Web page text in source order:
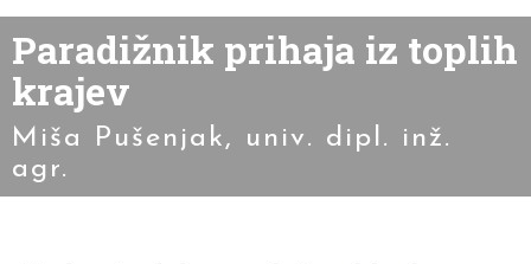
Paradižnik prihaja iz toplih
krajev
Miša Pušenjak, univ. dipl. inž.
agr.